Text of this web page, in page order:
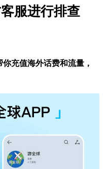
服进行排查
充值海外话费和流量，